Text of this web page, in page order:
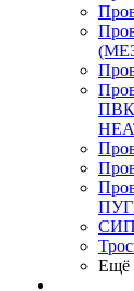
СИП
Ещё